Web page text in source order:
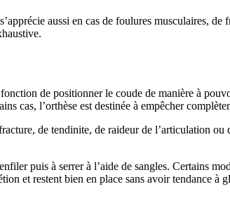
aussi en cas de foulures musculaires,
de positionner le coude de manière à
cas, l’orthèse est destinée à empêcher
de tendinite, de raideur de l’articulation
puis à serrer à l’aide de sangles. Certains
et restent bien en place sans avoir tendance à